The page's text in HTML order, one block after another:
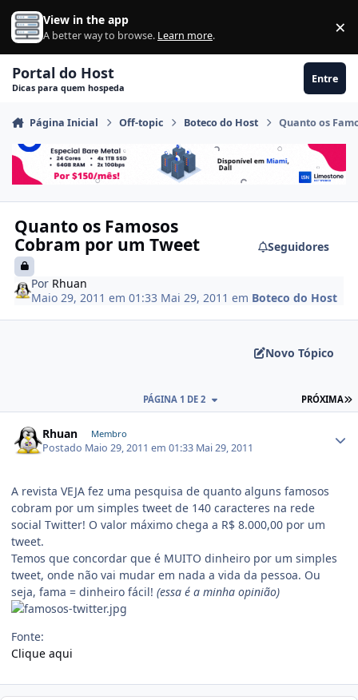
Ir para conteúdo
View in the app
A better way to browse. Learn more. ×
Portal do Host
Dicas para quem hospeda
Entre
Página Inicial Off-topic Boteco do Host Quanto os
Quanto os Famosos
Cobram por um Tweet
Seguidores
Por Rhuan
Maio 29, 2011 em 01:33 Mai 29, 2011 em Boteco do Host
Novo Tópico
PRÓXIMA
PÁGINA 1 DE 2
Rhuan Membro
Postado Maio 29, 2011 em 01:33 Mai 29, 2011
A revista VEJA fez uma pesquisa de quanto alguns famosos
cobram por um simples tweet de 140 caracteres na rede
social Twitter! O valor máximo chega a R$ 8.000,00 por um
tweet.
Temos que concordar que é MUITO dinheiro por um simples
tweet, onde não vai mudar em nada a vida da pessoa. Ou
seja, fama = dinheiro fácil! (essa é a minha opinião)
Fonte:
Clique aqui